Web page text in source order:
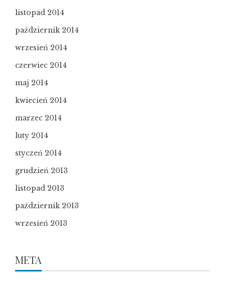
listopad 2014
październik 2014
wrzesień 2014
czerwiec 2014
maj 2014
kwiecień 2014
marzec 2014
luty 2014
styczeń 2014
grudzień 2013
listopad 2013
październik 2013
wrzesień 2013
META